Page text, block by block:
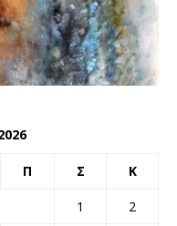
Π Σ Κ
1
2